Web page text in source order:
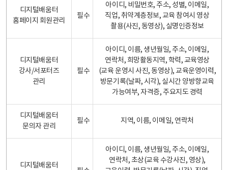
디지털배움터
홈페이지 회원관리
필수
아이디, 비밀번호, 주소, 성별, 이메일,
직업, 취약계층정보, 교육 참여시 영상
촬용(사진, 동영상), 실명인증정보
디지털배움터
강사/서포터즈
관리
필수
아이디, 이름, 생년월일, 주소, 이메일,
연락처, 희망활동지역, 학력, 교육영상
(교육 운영시 사진, 동영상), 교육운영이력,
방문기록(날짜, 시각), 실시간 양방향교육
가능여부, 자격증, 주요지도 경력
디지털배움터
문의자 관리
필수 지역, 이름, 이메일, 연락처
디지털배움터
아이디, 이름, 생년월일, 주소, 이메일,
연락처, 초상(교육 수강사진, 영상),